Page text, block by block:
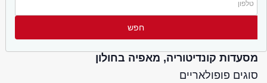
מסעדות קונדיטוריה, מאפיה בחולון
סוגים פופולאריים